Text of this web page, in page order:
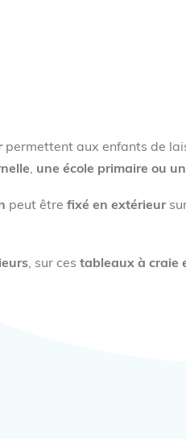
permettent aux enfants de
, une école primaire ou un
peut être fixé en extérieur
, sur ces tableaux à craie